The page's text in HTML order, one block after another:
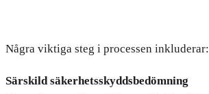
Några viktiga steg i processen inkluderar:
Särskild säkerhetsskyddsbedömning